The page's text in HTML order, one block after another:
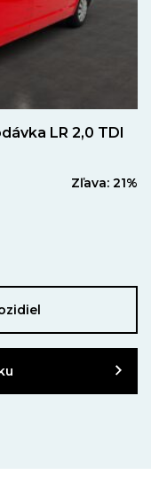
LR 2,0 TDI
Zľava: 21%